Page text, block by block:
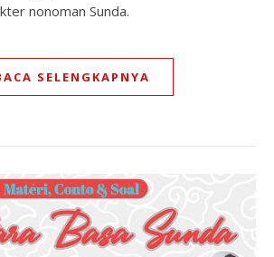
nonoman Sunda.
SELENGKAPNYA